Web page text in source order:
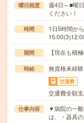
曜日頻度
週4日～■曜
ください！
時間
1日5時間か
期間 【現在も積
時給 無資格未経
交通費
交通費全額
仕事内容
▼病院の一
は、・器具